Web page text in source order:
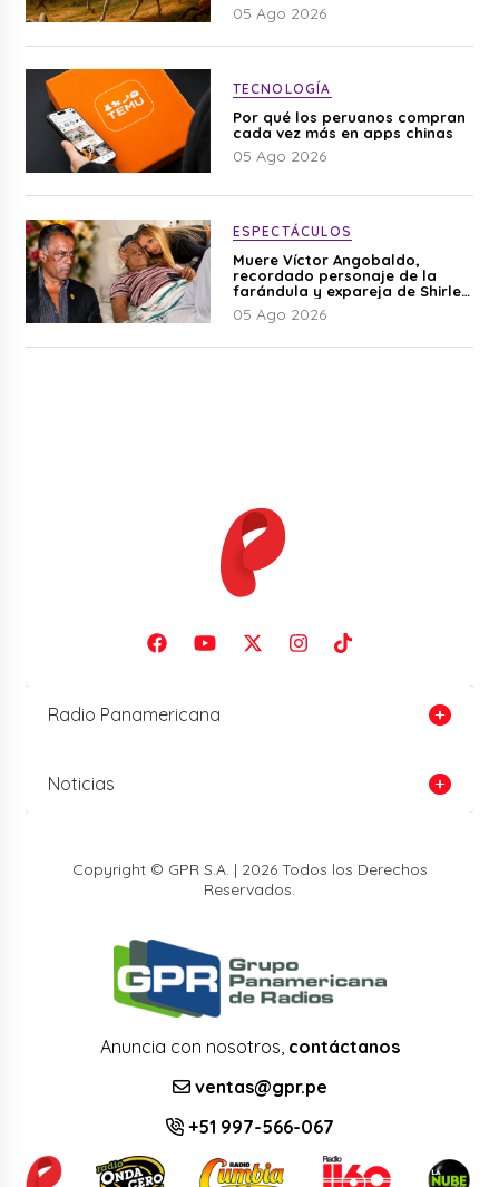
05 Ago 2026
TECNOLOGÍA
Por qué los peruanos compran
cada vez más en apps chinas
05 Ago 2026
ESPECTÁCULOS
Muere Víctor Angobaldo,
recordado personaje de la
farándula y expareja de Shirley
Cherres
05 Ago 2026
Radio Panamericana
Noticias
Copyright © GPR S.A. | 2026 Todos los Derechos
Reservados.
Anuncia con nosotros, contáctanos
ventas@gpr.pe
+51 997-566-067